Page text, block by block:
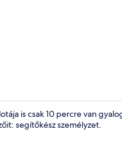
is csak 10 percre van
segítőkész személyzet.